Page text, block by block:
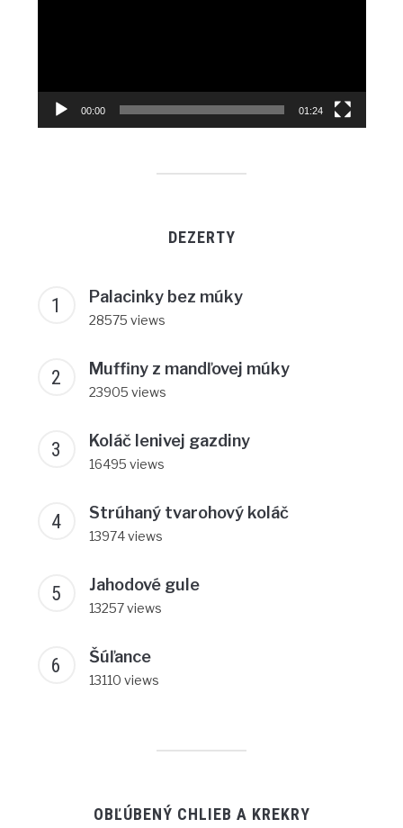
00:00 01:24
DEZERTY
Palacinky bez múky
28575 views
Muffiny z mandľovej múky
23905 views
Koláč lenivej gazdiny
16495 views
Strúhaný tvarohový koláč
13974 views
Jahodové gule
13257 views
Šúľance
13110 views
OBĽÚBENÝ CHLIEB A KREKRY